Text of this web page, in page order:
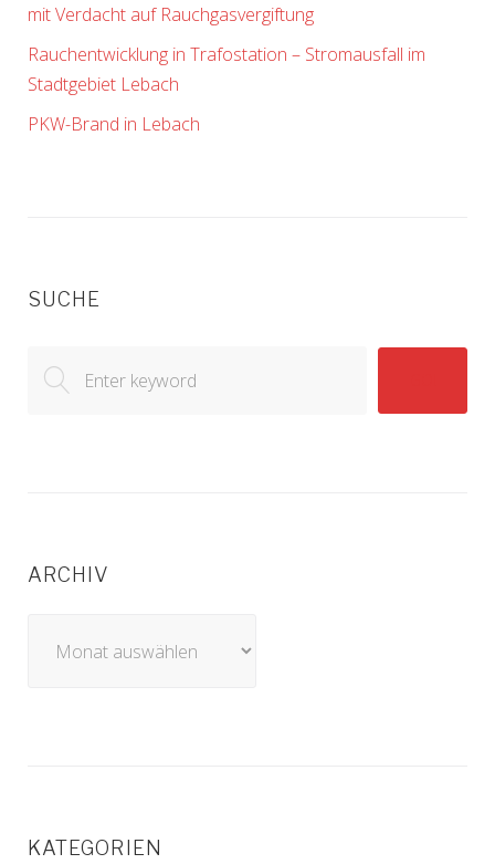
mit Verdacht auf Rauchgasvergiftung
Rauchentwicklung in Trafostation – Stromausfall im
Stadtgebiet Lebach
PKW-Brand in Lebach
SUCHE
Search
for:
ARCHIV
KATEGORIEN